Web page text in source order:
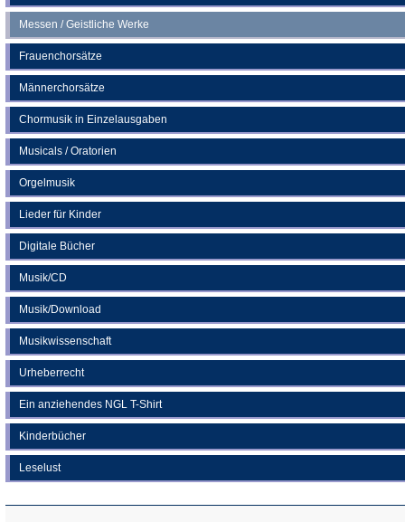
Messen / Geistliche Werke
Frauenchorsätze
Männerchorsätze
Chormusik in Einzelausgaben
Musicals / Oratorien
Orgelmusik
Lieder für Kinder
Digitale Bücher
Musik/CD
Musik/Download
Musikwissenschaft
Urheberrecht
Ein anziehendes NGL T-Shirt
Kinderbücher
Leselust